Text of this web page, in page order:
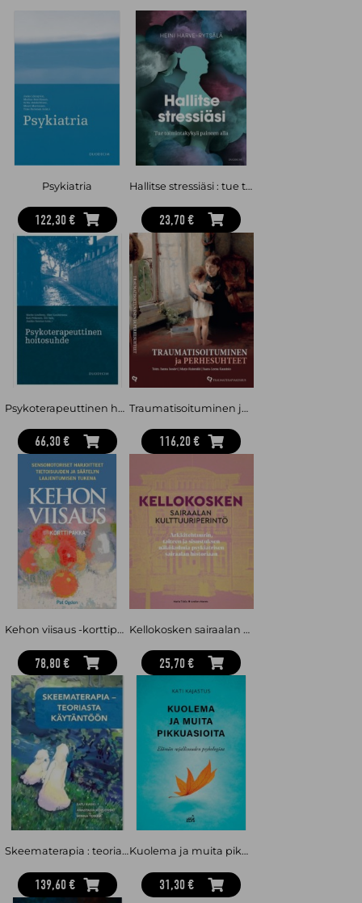
Psykiatria
122,30 €
Hallitse stressiäsi : tue toimintakykyä paineen alla
23,70 €
Psykoterapeuttinen hoitosuhde
66,30 €
Traumatisoituminen ja perhesuhteet
116,20 €
Kehon viisaus -korttipakka (65 korttia) : Sensomotoriset harjoitteet tietoisuuden ja säätelyn laajentumisen tukena
78,80 €
Kellokosken sairaalan kulttuuriperintö : arkkitehtuurin taiteen ja sisustuksen näkökulmia psykiatrisen sairaalan historiaan
25,70 €
Skeematerapia : teoriasta käytäntöön
139,60 €
Kuolema ja muita pikkuasioita : Elämän rajallisuuden psykologiaa
31,30 €